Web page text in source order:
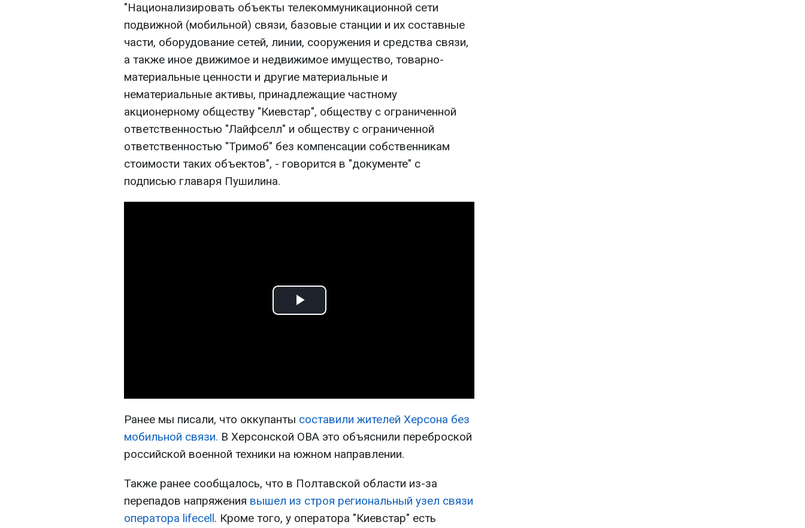
"Национализировать объекты телекоммуникационной сети
подвижной (мобильной) связи, базовые станции и их составные
части, оборудование сетей, линии, сооружения и средства связи,
а также иное движимое и недвижимое имущество, товарно-
материальные ценности и другие материальные и
нематериальные активы, принадлежащие частному
акционерному обществу "Киевстар", обществу с ограниченной
ответственностью "Лайфселл" и обществу с ограниченной
ответственностью "Тримоб" без компенсации собственникам
стоимости таких объектов", - говорится в "документе" с
подписью главаря Пушилина.
Play
Ранее мы писали, что оккупанты составили жителей Херсона без
мобильной связи. В Херсонской ОВА это объяснили переброской
российской военной техники на южном направлении.
Также ранее сообщалось, что в Полтавской области из-за
перепадов напряжения вышел из строя региональный узел связи
оператора lifecell. Кроме того, у оператора "Киевстар" есть